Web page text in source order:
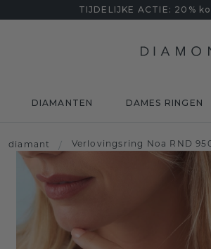
TIJDELIJKE ACTIE: 20%
DIAMANTEN DAMES RINGEN
diamant / Verlovingsring Noa RND